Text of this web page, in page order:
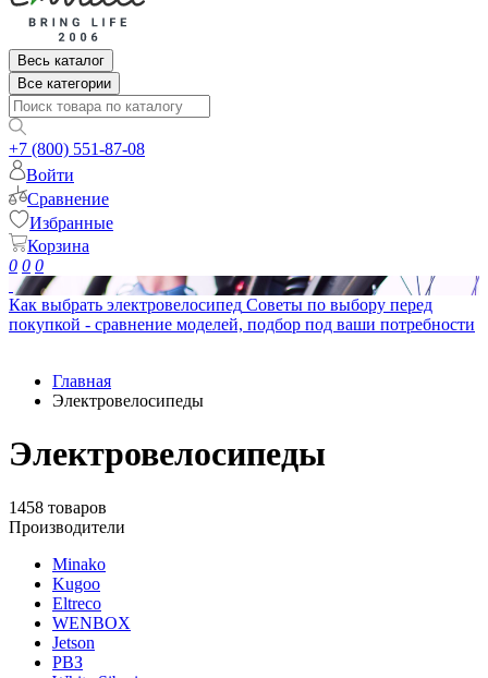
Весь каталог
Все категории
+7 (800) 551-87-08
Войти
Сравнение
Избранные
Корзина
0 0 0
Как выбрать электровелосипед Советы по выбору перед
покупкой - сравнение моделей, подбор под ваши потребности
Главная
Электровелосипеды
Электровелосипеды
1458 товаров
Производители
Minako
Kugoo
Eltreco
WENBOX
Jetson
РВЗ